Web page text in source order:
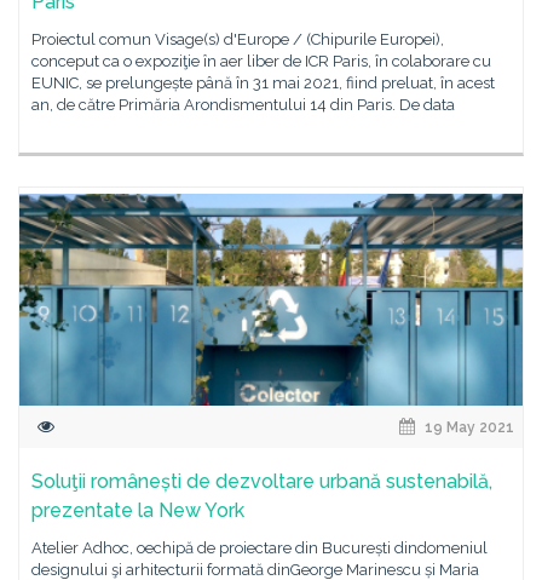
Proiectul comun Visage(s) d'Europe / (Chipurile Europei),
conceput ca o expoziţie în aer liber de ICR Paris, în colaborare cu
EUNIC, se prelungește până în 31 mai 2021, fiind preluat, în acest
an, de către Primăria Arondismentului 14 din Paris. De data
19 May 2021
Soluţii românești de dezvoltare urbană sustenabilă,
prezentate la New York
Atelier Adhoc, oechipă de proiectare din București dindomeniul
designului şi arhitecturii formată dinGeorge Marinescu și Maria